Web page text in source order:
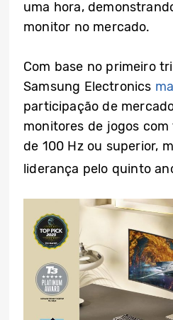
uma hora,
monitor no mercado.
Com base no primeiro
Samsung Electronics
participação de
monitores de jogos
de 100 Hz ou superior,
liderança pelo quinto